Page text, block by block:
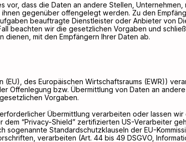
vor, dass die Daten an andere Stellen, Unternehmen,
gegenüber offengelegt werden. Zu den
beauftragte Dienstleister oder Anbieter von
beachten wir die gesetzlichen Vorgaben und
mit den Empfängern Ihrer Daten ab.
des Europäischen Wirtschaftsraums (EWR))
Offenlegung bzw. Übermittlung von Daten an
Vorgaben.
Übermittlung verarbeiten oder lassen wir
“Privacy-Shield” zertifizierten US-Verarbeiter
Standardschutzklauseln der EU-
verarbeiten (Art. 44 bis 49 DSGVO,